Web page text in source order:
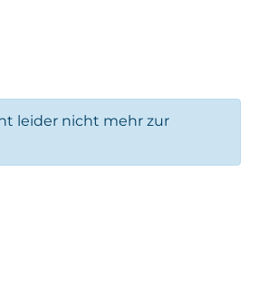
leider nicht mehr zur